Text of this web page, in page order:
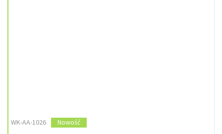
WK-AA-1026
Nowość